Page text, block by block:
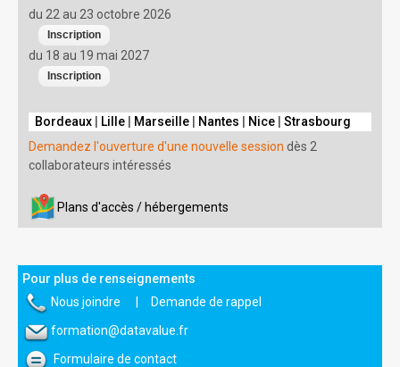
du 22 au 23 octobre 2026
du 18 au 19 mai 2027
Bordeaux Lille Marseille Nantes Nice
Strasbourg
Demandez l'ouverture d'une nouvelle session dès 2
collaborateurs intéressés
Plans d'accès / hébergements
Pour plus de renseignements
Nous joindre
Demande de rappel
formation@datavalue.fr
Formulaire de contact